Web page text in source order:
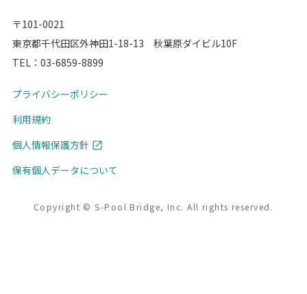
〒101-0021
東京都千代田区外神田1-18-13 秋葉原ダイビル10F
TEL： 03-6859-8899
プライバシーポリシー
利用規約
個人情報保護方針
保有個人データについて
Copyright © S-Pool Bridge, Inc. All rights reserved.